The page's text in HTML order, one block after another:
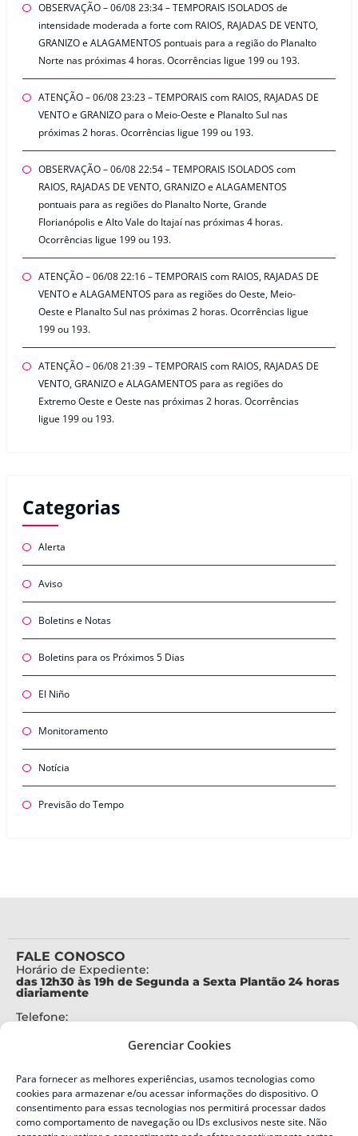
Gerenciar Cookies
Para fornecer as melhores experiências, usamos tecnologias como
cookies para armazenar e/ou acessar informações do dispositivo. O
consentimento para essas tecnologias nos permitirá processar dados
como comportamento de navegação ou IDs exclusivos neste site. Não
OBSERVAÇÃO – 06/08 23:34 – TEMPORAIS ISOLADOS de
intensidade moderada a forte com RAIOS, RAJADAS DE VENTO,
GRANIZO e ALAGAMENTOS pontuais para a região do Planalto
Norte nas próximas 4 horas. Ocorrências ligue 199 ou 193.
ATENÇÃO – 06/08 23:23 – TEMPORAIS com RAIOS, RAJADAS DE
VENTO e GRANIZO para o Meio-Oeste e Planalto Sul nas
próximas 2 horas. Ocorrências ligue 199 ou 193.
OBSERVAÇÃO – 06/08 22:54 – TEMPORAIS ISOLADOS com
RAIOS, RAJADAS DE VENTO, GRANIZO e ALAGAMENTOS
pontuais para as regiões do Planalto Norte, Grande
Florianópolis e Alto Vale do Itajaí nas próximas 4 horas.
Ocorrências ligue 199 ou 193.
ATENÇÃO – 06/08 22:16 – TEMPORAIS com RAIOS, RAJADAS DE
VENTO e ALAGAMENTOS para as regiões do Oeste, Meio-
Oeste e Planalto Sul nas próximas 2 horas. Ocorrências ligue
199 ou 193.
ATENÇÃO – 06/08 21:39 – TEMPORAIS com RAIOS, RAJADAS DE
VENTO, GRANIZO e ALAGAMENTOS para as regiões do
Extremo Oeste e Oeste nas próximas 2 horas. Ocorrências
ligue 199 ou 193.
Categorias
Alerta
Aviso
Boletins e Notas
Boletins para os Próximos 5 Dias
El Niño
Monitoramento
Notícia
Previsão do Tempo
FALE CONOSCO
Horário de Expediente:
das 12h30 às 19h de Segunda a Sexta Plantão 24 horas
diariamente
Telefone:
Alertas Defesa Civil:
SMS 40199